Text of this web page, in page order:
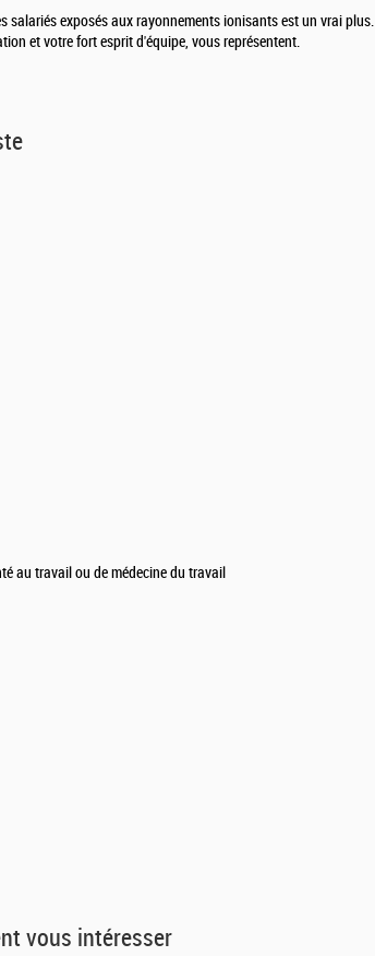
salariés exposés aux rayonnements ionisants est un vrai plus.
et votre fort esprit d'équipe, vous représentent.
au travail ou de médecine du travail
vous intéresser